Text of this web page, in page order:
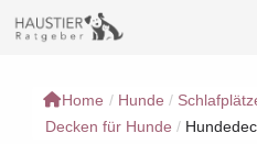
Inhalt
Home / Hunde /
Decken für Hunde /